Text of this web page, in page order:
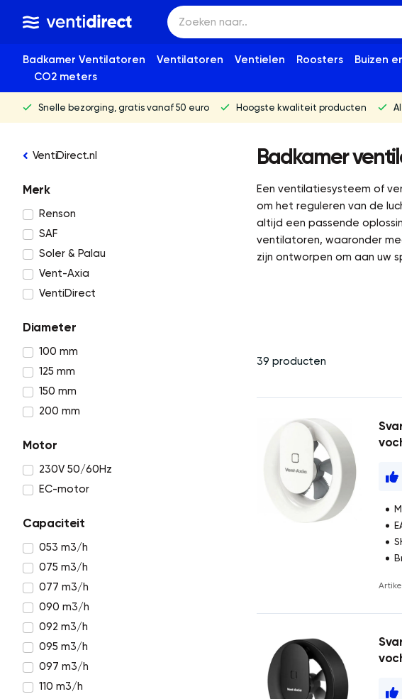
Badkamer Ventilatoren Ventilatoren Ventielen Roosters Buizen
CO2 meters
Snelle bezorging, gratis vanaf 50 euro Hoogste kwaliteit producten
VentiDirect.nl
Merk
Renson
SAF
Soler & Palau
Vent-Axia
VentiDirect
Diameter
100 mm
125 mm
150 mm
200 mm
Motor
230V 50/60Hz
EC-motor
Capaciteit
053 m3/h
075 m3/h
077 m3/h
090 m3/h
092 m3/h
095 m3/h
097 m3/h
110 m3/h
Badkamer
Een ventilatiesysteem of
om het reguleren van de
altijd een passende
ventilatoren, waaronder
zijn ontworpen om aan uw
39 producten